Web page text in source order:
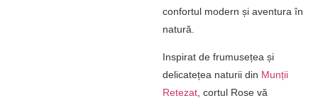
confortul modern și aventura în
natură.
Inspirat de frumusețea și
delicatețea naturii din Munții
Retezat, cortul Rose vă